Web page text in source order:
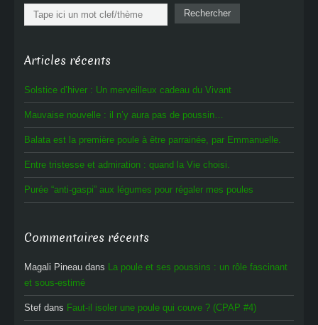
Rechercher Rechercher
Articles récents
Solstice d’hiver : Un merveilleux cadeau du Vivant
Mauvaise nouvelle : il n’y aura pas de poussin…
Balata est la première poule à être parrainée, par Emmanuelle.
Entre tristesse et admiration : quand la Vie choisi.
Purée “anti-gaspi” aux légumes pour régaler mes poules
Commentaires récents
Magali Pineau dans La poule et ses poussins : un rôle fascinant
et sous-estimé
Stef dans Faut-il isoler une poule qui couve ? (CPAP #4)